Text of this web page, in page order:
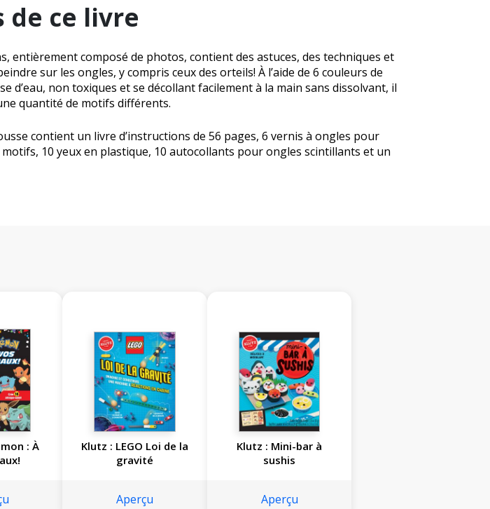
de ce livre
entièrement composé de photos, contient des astuces, des techniques et
sur les ongles, y compris ceux des orteils! À l’aide de 6 couleurs de
d’eau, non toxiques et se décollant facilement à la main sans dissolvant, il
quantité de motifs différents.
contient un livre d’instructions de 56 pages, 6 vernis à ongles pour
10 yeux en plastique, 10 autocollants pour ongles scintillants et un
: À
Klutz : LEGO Loi de la
gravité
Aperçu
Klutz : Mini-bar à
sushis
Aperçu